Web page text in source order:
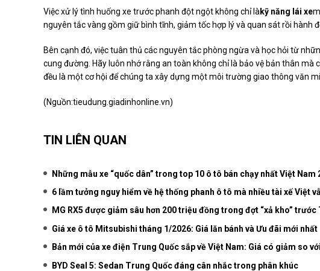
Việc xử lý tình huống xe trước phanh đột ngột không chỉ làkỹ năng lái xe
nguyên tắc vàng gồm giữ bình tĩnh, giảm tốc hợp lý và quan sát rồi hành
Bên cạnh đó, việc tuân thủ các nguyên tắc phòng ngừa và học hỏi từ
cung đường. Hãy luôn nhớ rằng an toàn không chỉ là bảo vệ bản thân
đều là một cơ hội để chúng ta xây dựng một môi trường giao thông văn
(Nguồn:tieudung.giadinhonline.vn)
TIN LIÊN QUAN
Những mẫu xe “quốc dân” trong top 10 ô tô bán chạy nhất Việt Nam
6 lầm tưởng nguy hiểm về hệ thống phanh ô tô mà nhiều tài xế Việt
MG RX5 được giảm sâu hơn 200 triệu đồng trong đợt “xả kho” trước
Giá xe ô tô Mitsubishi tháng 1/2026: Giá lăn bánh và Ưu đãi mới nhất
Bản mới của xe điện Trung Quốc sắp về Việt Nam: Giá có giảm so
BYD Seal 5: Sedan Trung Quốc đáng cân nhắc trong phân khúc